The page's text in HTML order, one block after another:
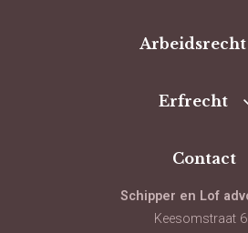
Arbeidsrecht
Erfrecht
Contact
Schipper en Lof
Keesomstraat